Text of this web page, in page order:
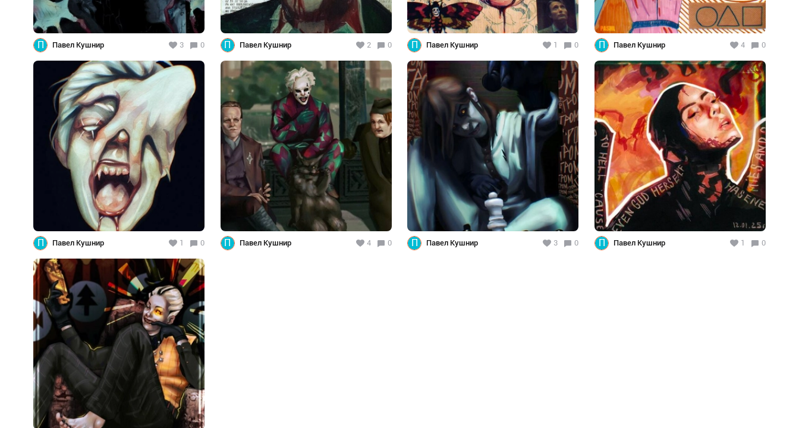
П Павел Кушнир 3 0 П Павел Кушнир 2 0 П Павел Кушнир 1 0 П Павел Кушнир 4 0
П Павел Кушнир 1 0 П Павел Кушнир 4 0 П Павел Кушнир 3 0 П Павел Кушнир 1 0